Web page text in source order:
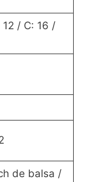
/ C: 16 /
de balsa /